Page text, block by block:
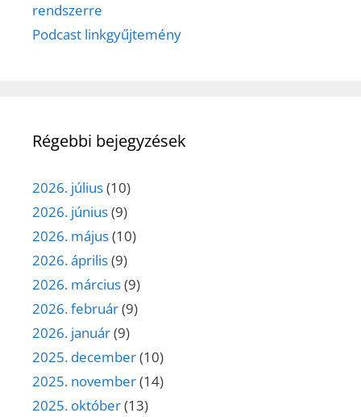
rendszerre
Podcast linkgyűjtemény
Régebbi bejegyzések
2026. július(10)
2026. június(9)
2026. május(10)
2026. április(9)
2026. március(9)
2026. február(9)
2026. január(9)
2025. december(10)
2025. november(14)
2025. október(13)